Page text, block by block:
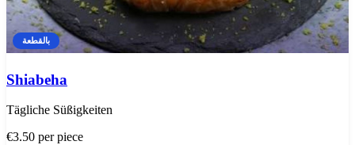
بالقطعة
Shiabeha
Tägliche Süßigkeiten
€3.50 per piece